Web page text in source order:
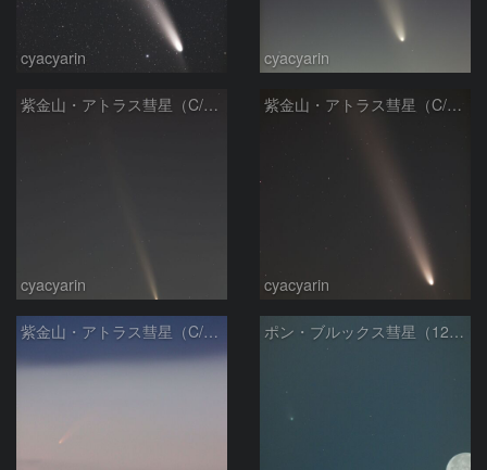
cyacyarin cyacyarin
紫金山・アトラス彗星（C/2023 A3）2024/10/15
cyacyarin
紫金山・アトラス彗星（C/2023 A3）2024/10/15
cyacyarin
紫金山・アトラス彗星（C/2023 A3）2024/10/02 ポン・ブルックス彗星（12P）2024/04/10